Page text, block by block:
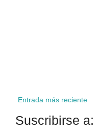
Entrada más reciente
Suscribirse a: